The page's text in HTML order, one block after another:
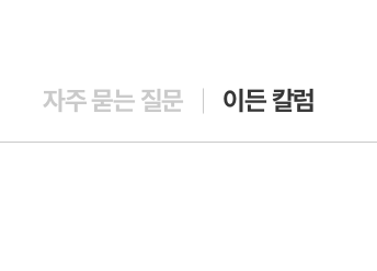
자주 묻는 질문 이든 칼럼